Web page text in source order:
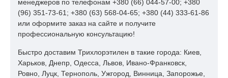
Кислотность трихлорэтилена в пересчете на HCL
Щелочность трихлорэтилена в пересчете на ,NaOH
0.001
Кислотность после окисления %, не более
менеджеров по телефонам +380 (66) 044-57-00; +380
(96) 351-73-61; +380 (63) 568-04-65; +380 (44) 333-61-86
или оформите заказ на сайте и получите
профессиональную консультацию!
Быстро доставим Трихлорэтилен в такие города: Киев,
Харьков, Днепр, Одесса, Львов, Ивано-Франковск,
Ровно, Луцк, Тернополь, Ужгород, Винница, Запорожье,